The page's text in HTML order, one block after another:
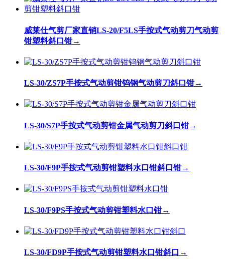
威莱仕气剪厂家直销LS-20/F5LS手按式气动剪刀气动剪
钳塑料斜口钳→
LS-30/ZS7P手按式气动剪钳钨钢气动剪刀斜口钳→
LS-30/S7P手按式气动剪钳金属气动剪刀斜口钳→
LS-30/F9P手按式气动剪钳塑料水口钳斜口钳→
LS-30/F9PS手按式气动剪钳塑料水口钳→
LS-30/FD9P手按式气动剪钳塑料水口钳斜口 →